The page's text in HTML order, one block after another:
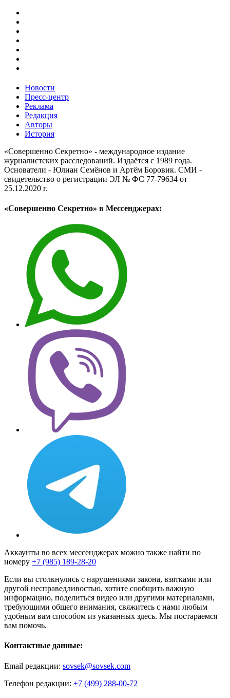
Новости
Пресс-центр
Реклама
Редакция
Авторы
История
«Совершенно Секретно» - международное издание
журналистских расследований. Издаётся с 1989 года.
Основатели - Юлиан Семёнов и Артём Боровик. CМИ -
свидетельство о регистрации ЭЛ № ФС 77-79634 от
25.12.2020 г.
«Совершенно Секретно» в Мессенджерах:
Аккаунты во всех мессенджерах можно также найти по
номеру +7 (985) 189-28-20
Если вы столкнулись с нарушениями закона, взятками или
другой несправедливостью, хотите сообщить важную
информацию, поделиться видео или другими материалами,
требующими общего внимания, свяжитесь с нами любым
удобным вам способом из указанных здесь. Мы постараемся
вам помочь.
Контактные данные:
Email редакции: sovsek@sovsek.com
Телефон редакции: +7 (499) 288-00-72